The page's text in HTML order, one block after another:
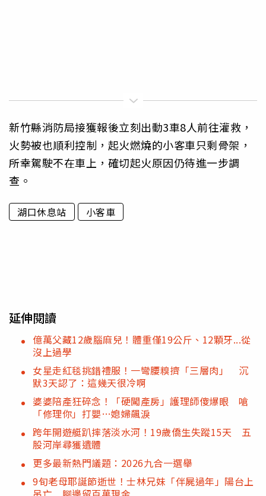
新竹縣消防局接獲報後立刻出動3車8人前往灌救，
火勢被也順利控制，起火燃燒的小客車只剩骨架，
所幸駕駛不在車上，確切起火原因仍待進一步調
查。
湖口休息站 小客車
延伸閱讀
億萬父藏12歲腦麻兒！體重僅19公斤、12顆牙...從
沒上過學
女星走紅毯挑錯禮服！一彎腰糗擠「三層肉」 沉
默3天認了：這幾天很冷啊
婆婆陪產狂碎念！「硬闖產房」護理師傻爆眼 嗆
「修理你」打嬰…媳婦飆淚
跨年開遊艇趴摔落淡水河！19歲僑生失蹤15天 五
股河岸尋獲遺體
更多最新熱門議題：2026九合一選舉
9旬老母耶誕節逝世！士林兄妹「伴屍過年」陽台上